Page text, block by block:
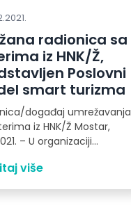
radionica sa
iz HNK/Ž,
Poslovni
smart turizma
događaj umrežavanja
iz HNK/Ž Mostar,
– U organizaciji
neretvanskog
više